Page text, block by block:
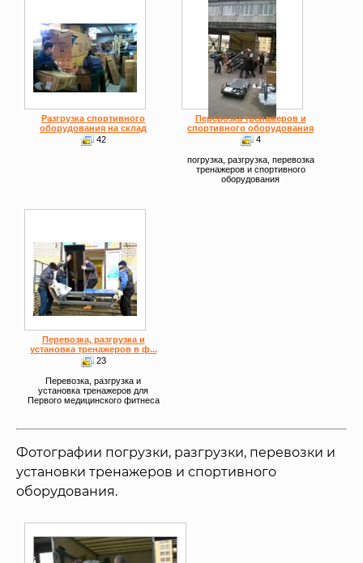
Разгрузка спортивного
оборудования на склад
42
Перевозка тренажеров и
спортивного оборудования
4
погрузка, разгрузка, перевозка
тренажеров и спортивного
оборудования
Перевозка, разгрузка и
установка тренажеров в ф...
23
Перевозка, разгрузка и
установка тренажеров для
Первого медицинского фитнеса
Фотографии погрузки, разгрузки, перевозки и
установки тренажеров и спортивного
оборудования.